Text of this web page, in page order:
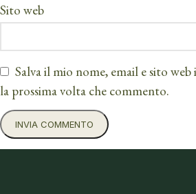
Sito web
Salva il mio nome, email e sito
la prossima volta che commento.